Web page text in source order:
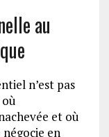
au
n’est pas
et où
en